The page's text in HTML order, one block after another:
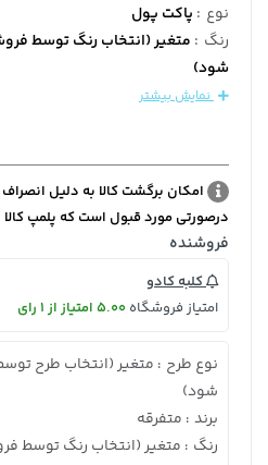
نوع : پاکت پول
رنگ : متغیر (انتخاب رنگ توسط
شود)
نمایش بیشتر
امکان برگشت کالا به دلیل انصراف
درصورتی مورد قبول است که پلمپ کالا
فروشنده
کلبه کادو
امتیاز فروشگاه 5.00 امتیاز از 1 رای
نوع طرح : متغیر (انتخاب طرح
شود)
برند : متفرقه
رنگ : متغیر (انتخاب رنگ توسط